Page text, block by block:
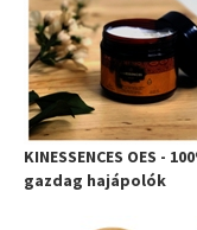
KINESSENCES OES -
gazdag hajápolók